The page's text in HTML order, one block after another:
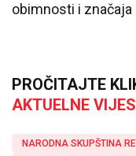
obimnosti i značaja
PROČITAJTE
AKTUELNE
NARODNA SKUPŠTINA